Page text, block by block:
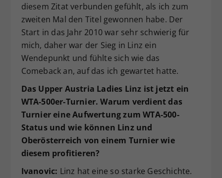
diesem Zitat verbunden gefühlt, als ich zum
zweiten Mal den Titel gewonnen habe. Der
Start in das Jahr 2010 war sehr schwierig für
mich, daher war der Sieg in Linz ein
Wendepunkt und fühlte sich wie das
Comeback an, auf das ich gewartet hatte.
Das Upper Austria Ladies Linz ist jetzt ein
WTA-500er-Turnier. Warum verdient das
Turnier eine Aufwertung zum WTA-500-
Status und wie können Linz und
Oberösterreich von einem Turnier wie
diesem profitieren?
Ivanovic: Linz hat eine so starke Geschichte.